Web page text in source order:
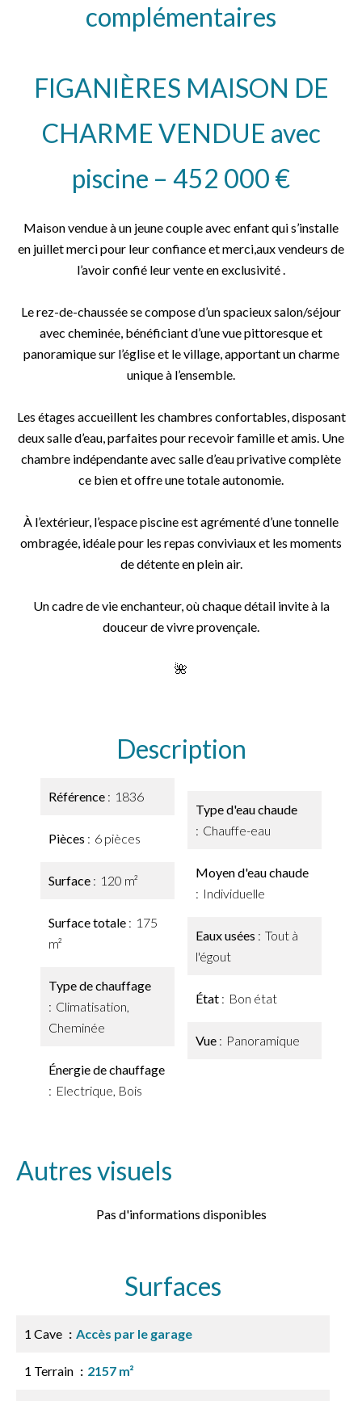
complémentaires
FIGANIÈRES MAISON DE
CHARME VENDUE avec
piscine – 452 000 €
Maison vendue à un jeune couple avec enfant qui s’installe
en juillet merci pour leur confiance et merci,aux vendeurs de
l’avoir confié leur vente en exclusivité .
Le rez-de-chaussée se compose d’un spacieux salon/séjour
avec cheminée, bénéficiant d’une vue pittoresque et
panoramique sur l’église et le village, apportant un charme
unique à l’ensemble.
Les étages accueillent les chambres confortables, disposant
deux salle d’eau, parfaites pour recevoir famille et amis. Une
chambre indépendante avec salle d’eau privative complète
ce bien et offre une totale autonomie.
À l’extérieur, l’espace piscine est agrémenté d’une tonnelle
ombragée, idéale pour les repas conviviaux et les moments
de détente en plein air.
Un cadre de vie enchanteur, où chaque détail invite à la
douceur de vivre provençale.
🌺
Description
Référence 1836
Pièces 6 pièces
Surface 120 m²
Surface totale
175
m²
Type de chauffage
Climatisation,
Cheminée
Énergie de chauffage
Electrique, Bois
Type d'eau chaude
Chauffe-eau
Moyen d'eau chaude
Individuelle
Eaux usées
Tout à
l'égout
État Bon état
Vue Panoramique
Autres visuels
Pas d'informations disponibles
Surfaces
1 Cave Accès par le garage
1 Terrain 2157 m²